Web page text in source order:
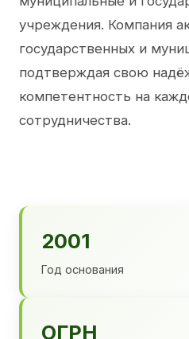
учреждения. Компания
государственных и
подтверждая свою
компетентность на
сотрудничества.
2001
Год основания
ОГРН